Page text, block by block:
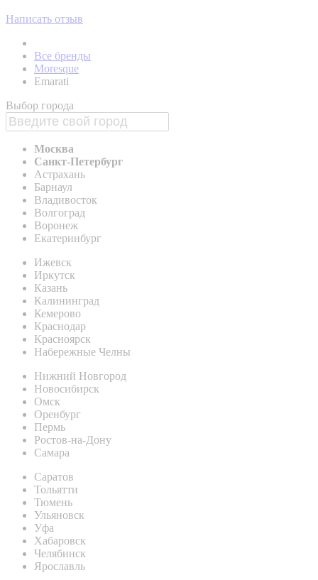
Написать отзыв
Все бренды
Moresque
Emarati
Выбор города
Москва
Санкт-Петербург
Астрахань
Барнаул
Владивосток
Волгоград
Воронеж
Екатеринбург
Ижевск
Иркутск
Казань
Калининград
Кемерово
Краснодар
Красноярск
Набережные Челны
Нижний Новгород
Новосибирск
Омск
Оренбург
Пермь
Ростов-на-Дону
Самара
Саратов
Тольятти
Тюмень
Ульяновск
Уфа
Хабаровск
Челябинск
Ярославль